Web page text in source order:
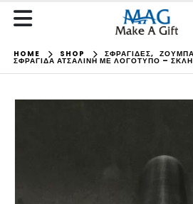
HOME SHOP ΣΦΡΑΓΙΔΕΣ,
ΣΦΡΑΓΊΔΑ ΑΤΣΆΛΙΝΗ ΜΕ ΛΟΓΌΤΥΠΟ –